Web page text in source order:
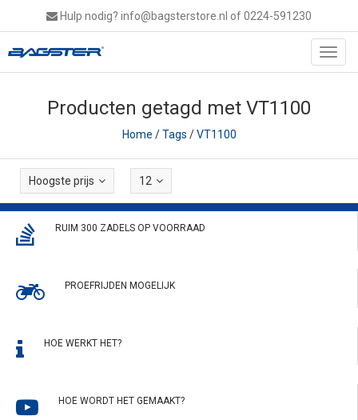
Hulp nodig? info@bagsterstore.nl of 0224-591230
Producten getagd met VT1100
Home /Tags /VT1100
Hoogste prijs 12
RUIM 300 ZADELS OP VOORRAAD
PROEFRIJDEN MOGELIJK
HOE WERKT HET?
HOE WORDT HET GEMAAKT?